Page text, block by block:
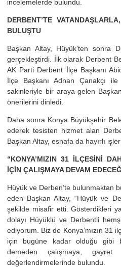
incelemelerde bulundu.
DERBENT’TE
BULUŞTU
Başkan Altay, Hüyük’ten sonra
gerçekleştirdi. İlk olarak Derbent
AK Parti Derbent İlçe Başkanı
İlçe Başkanı Adnan Çanakçı
sakinleriyle bir araya gelen
önerilerini dinledi.
Daha sonra Konya Büyükşehir
ederek tesisten hizmet alan
Başkan Altay, esnafa da hayırlı
“KONYA’MIZIN 31 İLÇESİNİ
İÇİN ÇALIŞMAYA DEVAM
Hüyük ve Derben’te bulunmaktan
eden Başkan Altay, “Hüyük ve
şekilde misafir etti. Gösterdikleri
dolayı Hüyüklü ve Derbentli
ediyorum. Biz de Konya’mızın 31
için bugüne kadar olduğu gibi
demeden çalışmaya, gayret
değerlendirmelerinde bulundu.